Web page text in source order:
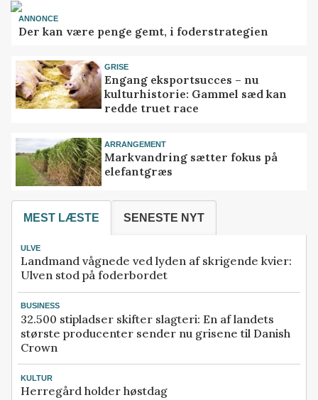
ANNONCE
Der kan være penge gemt, i foderstrategien
GRISE
Engang eksportsucces – nu
kulturhistorie: Gammel sæd kan
redde truet race
ARRANGEMENT
Markvandring sætter fokus på
elefantgræs
MEST LÆSTE SENESTE NYT
ULVE
Landmand vågnede ved lyden af skrigende kvier:
Ulven stod på foderbordet
BUSINESS
32.500 stipladser skifter slagteri: En af landets
største producenter sender nu grisene til Danish
Crown
KULTUR
Herregård holder høstdag